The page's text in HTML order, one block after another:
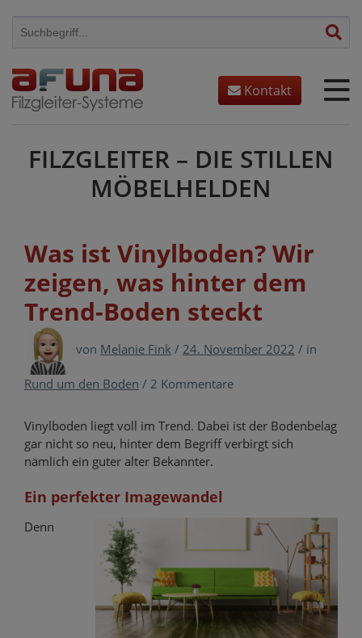
Skip
Kontakt
FILZGLEITER – DIE STILLEN
MÖBELHELDEN
Was ist Vinylboden? Wir
zeigen, was hinter dem
Trend-Boden steckt
von Melanie Fink / 24. November 2022 / in
Rund um den Boden / 2 Kommentare
Vinylboden liegt voll im Trend. Dabei ist der Bodenbelag
gar nicht so neu, hinter dem Begriff verbirgt sich
nämlich ein guter alter Bekannter.
Ein perfekter Imagewandel
Denn